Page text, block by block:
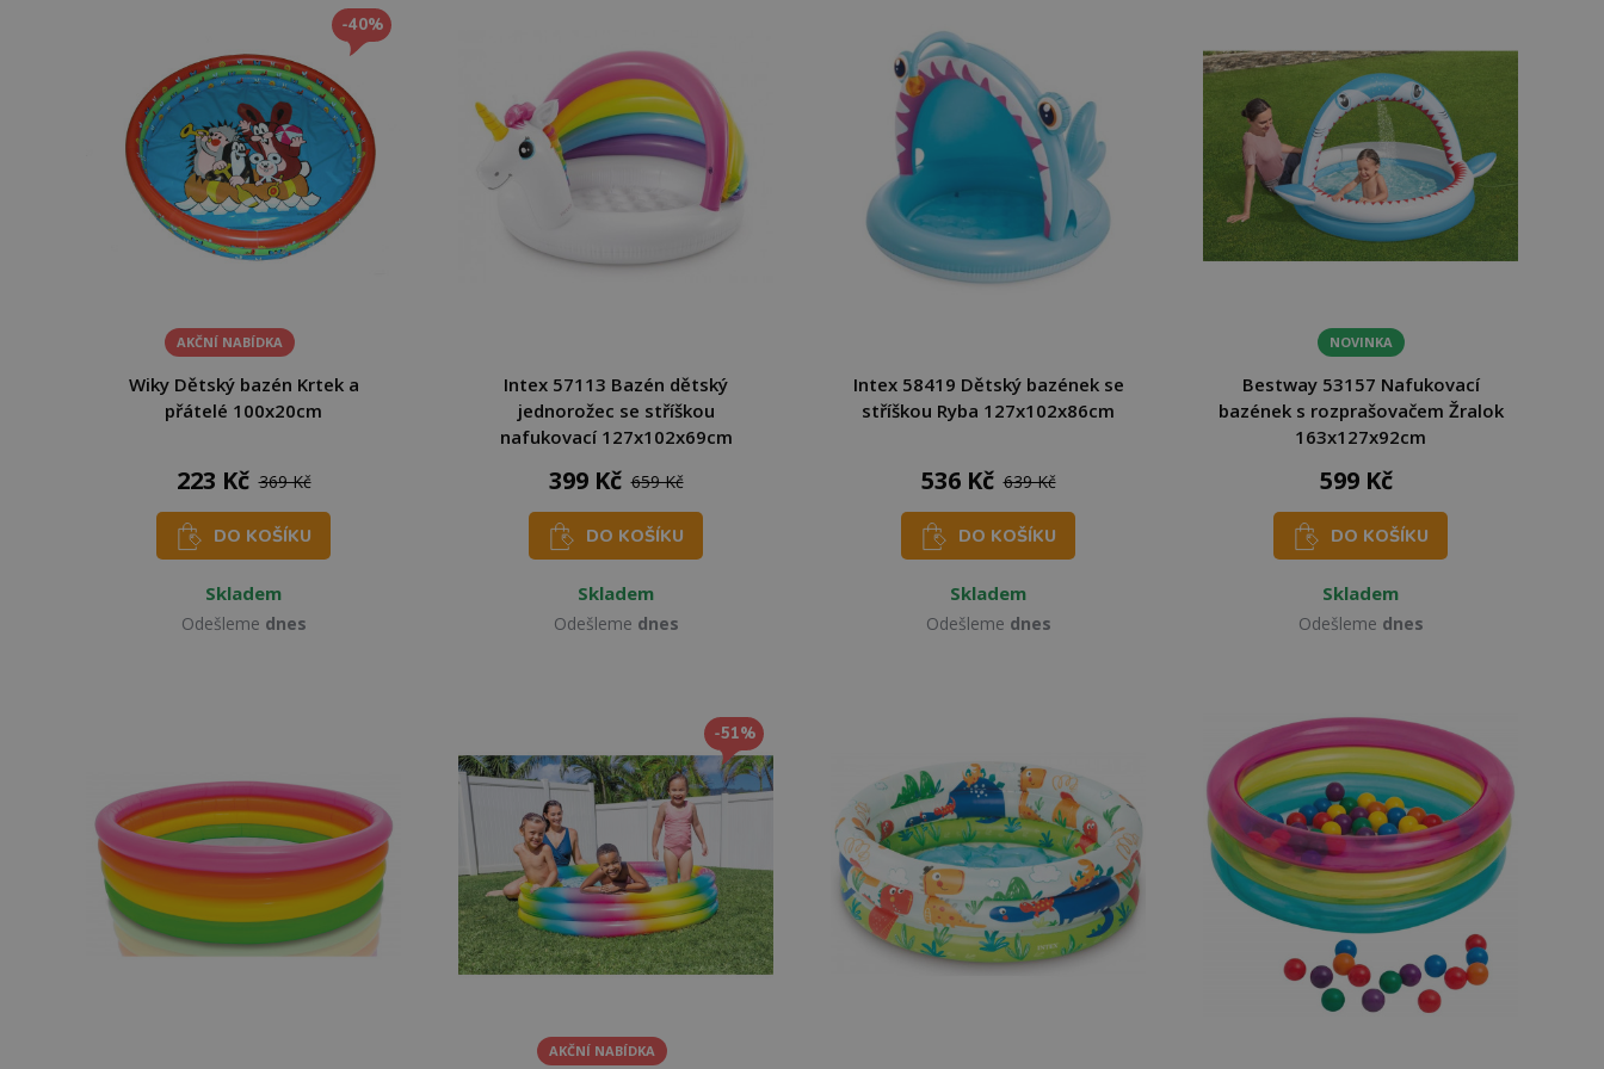
-40%
AKČNÍ NABÍDKA
Wiky Dětský bazén Krtek a
přátelé 100x20cm
223 Kč 369 Kč
DO KOŠÍKU
Skladem
Odešleme dnes
Intex 57113 Bazén dětský
jednorožec se stříškou
nafukovací 127x102x69cm
399 Kč 659 Kč
DO KOŠÍKU
Skladem
Odešleme dnes
Intex 58419 Dětský bazének se
stříškou Ryba 127x102x86cm
536 Kč 639 Kč
DO KOŠÍKU
Skladem
Odešleme dnes
NOVINKA
Bestway 53157 Nafukovací
bazének s rozprašovačem Žralok
163x127x92cm
599 Kč
DO KOŠÍKU
Skladem
Odešleme dnes
-51%
AKČNÍ NABÍDKA